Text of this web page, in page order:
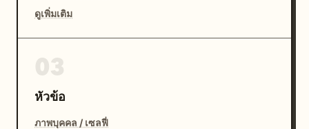
ดูเพิ่มเติม
หัวข้อ
ภาพบุคคล / เซลฟี่